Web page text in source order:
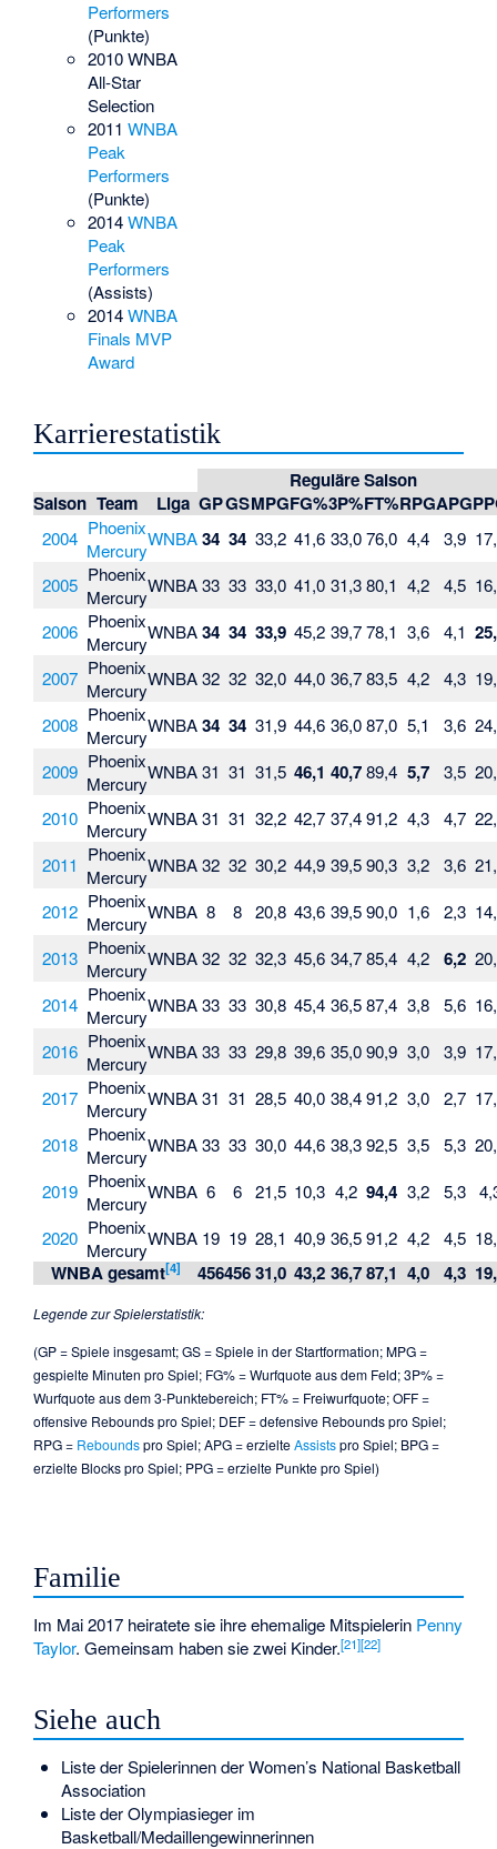
Performers
(Punkte)
2010 WNBA
All-Star
Selection
2011WNBA
Peak
Performers
(Punkte)
2014WNBA
Peak
Performers
(Assists)
2014WNBA
Finals MVP
Award
Karrierestatistik
Reguläre Saison
Saison Team Liga GPGSMPGFG%3P%FT%RPGAPG
2004 Phoenix
Mercury
WNBA 34 34 33,2 41,6 33,0 76,0 4,4 3,9
2005 Phoenix
Mercury
WNBA 33 33 33,0 41,0 31,3 80,1 4,2 4,5
2006 Phoenix
Mercury
WNBA 34 34 33,9 45,2 39,7 78,1 3,6 4,1
2007 Phoenix
Mercury
WNBA 32 32 32,0 44,0 36,7 83,5 4,2 4,3
2008 Phoenix
Mercury
WNBA 34 34 31,9 44,6 36,0 87,0 5,1 3,6
2009 Phoenix
Mercury
WNBA 31 31 31,5 46,1 40,7 89,4 5,7 3,5
2010 Phoenix
Mercury
WNBA 31 31 32,2 42,7 37,4 91,2 4,3 4,7
2011 Phoenix
Mercury
WNBA 32 32 30,2 44,9 39,5 90,3 3,2 3,6
2012 Phoenix
Mercury
WNBA 8 8 20,8 43,6 39,5 90,0 1,6 2,3
2013 Phoenix
Mercury
WNBA 32 32 32,3 45,6 34,7 85,4 4,2 6,2
2014 Phoenix
Mercury
WNBA 33 33 30,8 45,4 36,5 87,4 3,8 5,6
2016 Phoenix
Mercury
WNBA 33 33 29,8 39,6 35,0 90,9 3,0 3,9
2017 Phoenix
Mercury
WNBA 31 31 28,5 40,0 38,4 91,2 3,0 2,7
2018 Phoenix
Mercury
WNBA 33 33 30,0 44,6 38,3 92,5 3,5 5,3
2019 Phoenix
Mercury
WNBA 6 6 21,5 10,3 4,2 94,4 3,2 5,3
2020 Phoenix
Mercury
WNBA 19 19 28,1 40,9 36,5 91,2 4,2 4,5
WNBA gesamt[4] 45645631,0 43,2 36,787,1 4,0 4,3
Legende zur Spielerstatistik:
(GP = Spiele insgesamt; GS = Spiele in der Startformation; MPG =
gespielte Minuten pro Spiel; FG% = Wurfquote aus dem Feld; 3P% =
Wurfquote aus dem 3-Punktebereich; FT% = Freiwurfquote; OFF =
offensive Rebounds pro Spiel; DEF = defensive Rebounds pro Spiel;
RPG = Reboundspro Spiel; APG = erzielteAssistspro Spiel; BPG =
erzielte Blocks pro Spiel; PPG = erzielte Punkte pro Spiel)
Familie
Im Mai 2017 heiratete sie ihre ehemalige Mitspielerin Penny
Taylor. Gemeinsam haben sie zwei Kinder.[21][22]
Siehe auch
Liste der Spielerinnen der Women’s National Basketball
Association
Liste der Olympiasieger im
Basketball/Medaillengewinnerinnen